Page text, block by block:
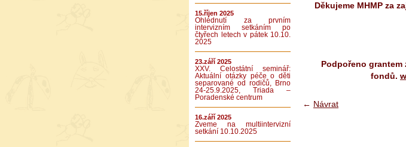
15.říjen 2025
Ohlédnutí za prvním
intervizním setkáním po
čtyřech letech v pátek 10.10.
2025
23.září 2025
XXV. Celostátní seminář:
Aktuální otázky péče o děti
separované od rodičů, Brno
24-25.9.2025, Triada –
Poradenské centrum
16.září 2025
Zveme na multiintervizní
setkání 10.10.2025
Děkujeme MHMP za
Podpořeno grantem
fondů.
← Návrat